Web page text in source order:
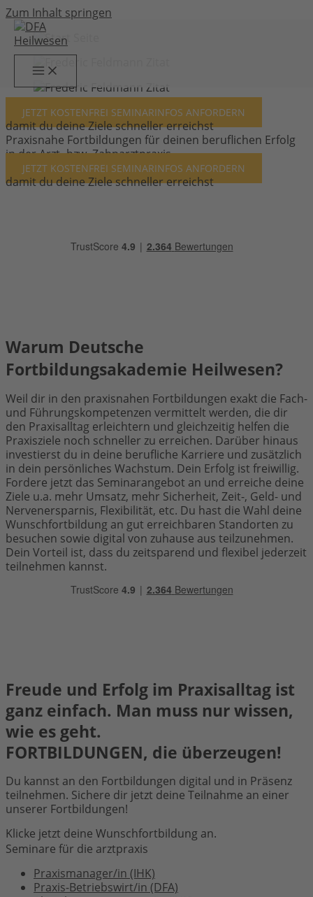
Zum Inhalt springen
JETZT KOSTENFREI SEMINARINFOS ANFORDERN
damit du deine Ziele schneller erreichst
Praxisnahe Fortbildungen für deinen beruflichen Erfolg
in der Arzt- bzw. Zahnarztpraxis
JETZT KOSTENFREI SEMINARINFOS ANFORDERN
damit du deine Ziele schneller erreichst
Warum Deutsche
Fortbildungsakademie Heilwesen?
Weil dir in den praxisnahen Fortbildungen exakt die Fach-
und Führungskompetenzen vermittelt werden, die dir
den Praxisalltag erleichtern und gleichzeitig helfen die
Praxisziele noch schneller zu erreichen. Darüber hinaus
investierst du in deine berufliche Karriere und zusätzlich
in dein persönliches Wachstum. Dein Erfolg ist freiwillig.
Fordere jetzt das Seminarangebot an und erreiche deine
Ziele u.a. mehr Umsatz, mehr Sicherheit, Zeit-, Geld- und
Nervenersparnis, Flexibilität, etc. Du hast die Wahl deine
Wunschfortbildung an gut erreichbaren Standorten zu
besuchen sowie digital von zuhause aus teilzunehmen.
Dein Vorteil ist, dass du zeitsparend und flexibel jederzeit
teilnehmen kannst.
Freude und Erfolg im Praxisalltag ist
ganz einfach. Man muss nur wissen,
wie es geht.
FORTBILDUNGEN, die überzeugen!
Du kannst an den Fortbildungen digital und in Präsenz
teilnehmen. Sichere dir jetzt deine Teilnahme an einer
unserer Fortbildungen!
Klicke jetzt deine Wunschfortbildung an.
Seminare für die arztpraxis
Praxismanager/in (IHK)
Praxis-Betriebswirt/in (DFA)